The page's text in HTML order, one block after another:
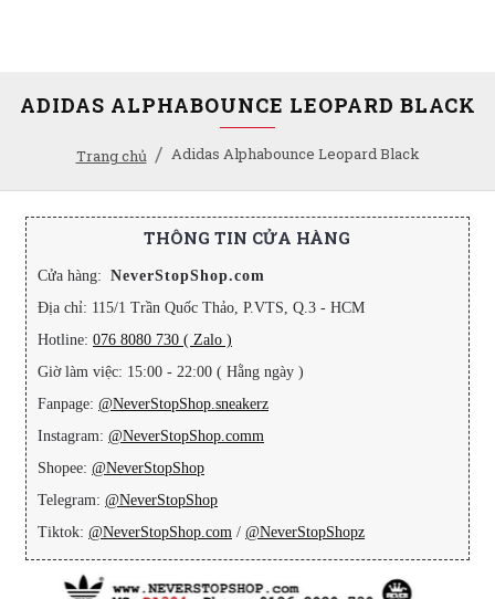
Trang chủ Adidas Alphabounce Leopard Black
ADIDAS ALPHABOUNCE LEOPARD BLACK
THÔNG TIN CỬA HÀNG
Cửa hàng: NeverStopShop.com
Địa chỉ: 115/1 Trần Quốc Thảo, P.VTS, Q.3 - HCM
Hotline: 076 8080 730 ( Zalo )
Giờ làm việc: 15:00 - 22:00 ( Hằng ngày )
Fanpage: @NeverStopShop.sneakerz
Instagram: @NeverStopShop.comm
Shopee: @NeverStopShop
Telegram: @NeverStopShop
Tiktok: @NeverStopShop.com / @NeverStopShopz